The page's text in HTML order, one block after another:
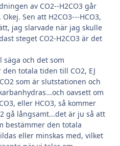
av CO2--H2CO3 går
Sen att H2CO3---HCO3,
jag slarvade när jag skulle
steget CO2-H2CO3 är det
säga och det som
totala tiden till CO2, EJ
som är slutstationen och
oavsett om
eller HCO3, så kommer
gå långsamt...det är ju så att
bestämmer den totala
eller minskas med, vilket